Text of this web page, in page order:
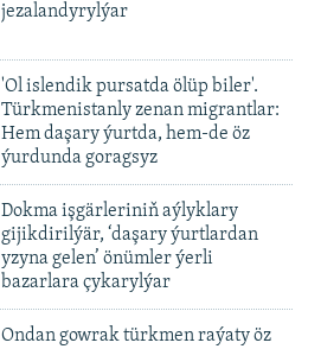
jezalandyrylýar
'Ol islendik pursatda ölüp biler'.
Türkmenistanly zenan migrantlar:
Hem daşary ýurtda, hem-de öz
ýurdunda goragsyz
Dokma işgärleriniň aýlyklary
gijikdirilýär, ‘daşary ýurtlardan
yzyna gelen’ önümler ýerli
bazarlara çykarylýar
Ondan gowrak türkmen raýaty öz